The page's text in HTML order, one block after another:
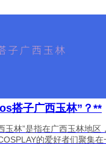
搭子广西玉林”？**
玉林”是指在广西玉林地区
的爱好者们聚集